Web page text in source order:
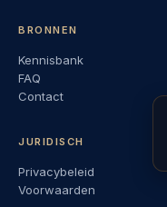
BRONNEN
Kennisbank
FAQ
Contact
JURIDISCH
Privacybeleid
Voorwaarden